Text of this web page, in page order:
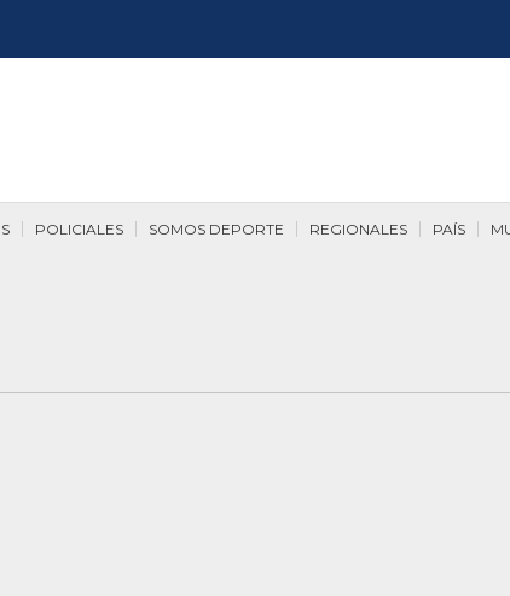
PAÍS
REGIONALES
SOMOS DEPORTE
POLICIALES